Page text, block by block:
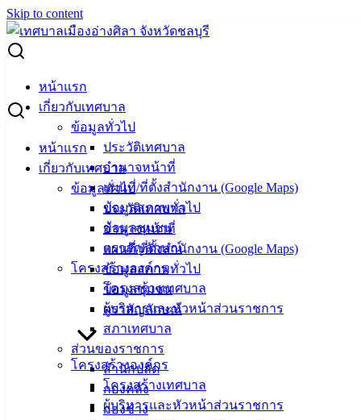
Skip to content
หน้าแรก
เกี่ยวกับเทศบาล
ข้อมูลทั่วไป
ประวัติเทศบาล
อำนาจหน้าที่
แผนที่/ที่ตั้งสำนักงาน (Google Maps)
ข้อมูลสภาพทั่วไป
ข้อมูลชุมชน
ตราสัญลักษณ์
โครงสร้างองค์กร
โครงสร้างเทศบาล
ผู้บริหารและหัวหน้าส่วนราชการ
สภาเทศบาล
ส่วนของราชการ
สำนักปลัด
กองคลัง
กองช่าง
หน้าแรก
เกี่ยวกับเทศบาล
ข้อมูลทั่วไป
ประวัติเทศบาล
อำนาจหน้าที่
แผนที่/ที่ตั้งสำนักงาน (Google Maps)
ข้อมูลสภาพทั่วไป
ข้อมูลชุมชน
ตราสัญลักษณ์
โครงสร้างองค์กร
โครงสร้างเทศบาล
ผู้บริหารและหัวหน้าส่วนราชการ
Search for:
ผู้ชนะการเสนอราคา ซื้อวัสดุสำนักงาน จำนวน 54 รายการ
ผู้ชนะการเสนอราคา ซื้อวัสดุสำนักงาน
จำนวน 54 รายการ
ธันวาคม 26, 2023 มกราคม 5, 2024
ประกาศผู้ชนะ
MX-M464N_20240105_162950 ดาวน์โหลด
เมืองอ่าง